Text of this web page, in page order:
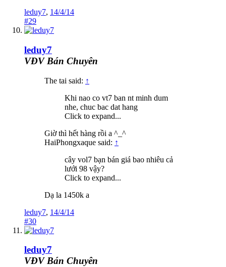
leduy7, 14/4/14
#29
leduy7
VĐV Bán Chuyên
The tai said: ↑
Khi nao co vt7 ban nt minh dum
nhe, chuc bac dat hang
Click to expand...
Giờ thì hết hàng rồi a ^_^
HaiPhongxaque said: ↑
cây vol7 bạn bán giá bao nhiêu cả
lưới 98 vậy?
Click to expand...
Dạ la 1450k a
leduy7, 14/4/14
#30
leduy7
VĐV Bán Chuyên